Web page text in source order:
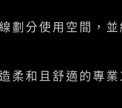
劃分使用空間，
柔和且舒適的專業